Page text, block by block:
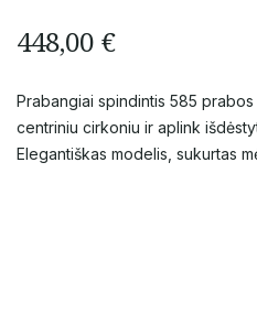
448,00 €
Prabangiai spindintis 585
centriniu cirkoniu ir aplink
Elegantiškas modelis, sukurtas